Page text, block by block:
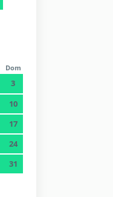
Dom
3
10
17
24
31